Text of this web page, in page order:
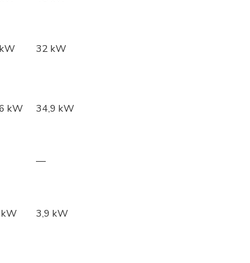
32 kW
kW 34,9 kW
—
3,9 kW